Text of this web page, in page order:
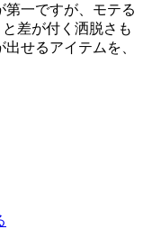
第一ですが、モテる
差が付く洒脱さも
せるアイテムを、